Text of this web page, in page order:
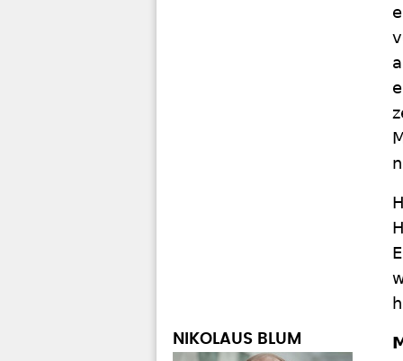
NIKOLAUS BLUM